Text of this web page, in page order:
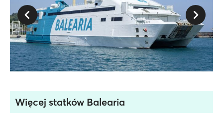
Więcej statków Balearia